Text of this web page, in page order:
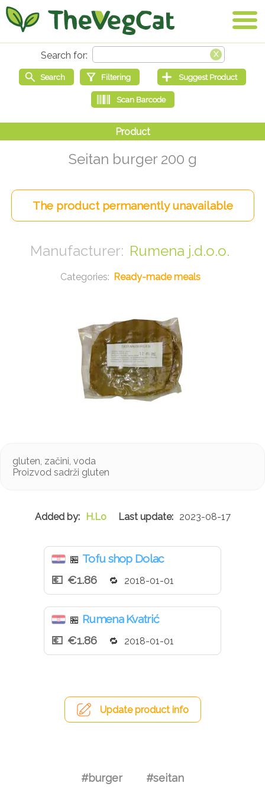
Seitan burger 200 g
Rumena j.d.o.o.
Ready-made meals
gluten, začini, voda
Proizvod sadrži gluten
H.Lo 2023-08-17
🏪 Tofu shop Dolac
€1.86
2018-01-01
🏪 Rumena Kvatrić
€1.86
2018-01-01
Update product info
#burger #seitan